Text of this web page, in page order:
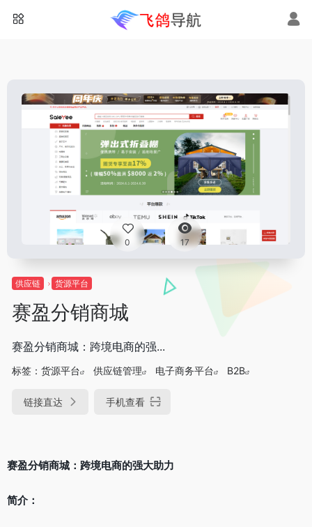
0 17
供应链 货源平台
赛盈分销商城
赛盈分销商城：跨境电商的强...
标签： 货源平台 供应链管理 电子商务平台 B2B
链接直达 手机查看
赛盈分销商城：跨境电商的强大助力
简介：